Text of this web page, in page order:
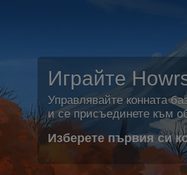
Играйте
Управлявайте конната
и се присъединете към
Изберете първия си